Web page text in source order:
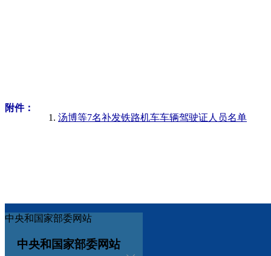
附件：
汤博等7名补发铁路机车车辆驾驶证人员名单
中央和国家部委网站
中央和国家部委网站